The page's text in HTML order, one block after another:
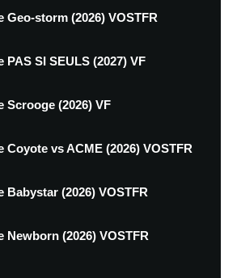
Geo-storm (2026) VOSTFR
PAS SI SEULS (2027) VF
Scrooge (2026) VF
Coyote vs ACME (2026) VOSTFR
Babystar (2026) VOSTFR
Newborn (2026) VOSTFR